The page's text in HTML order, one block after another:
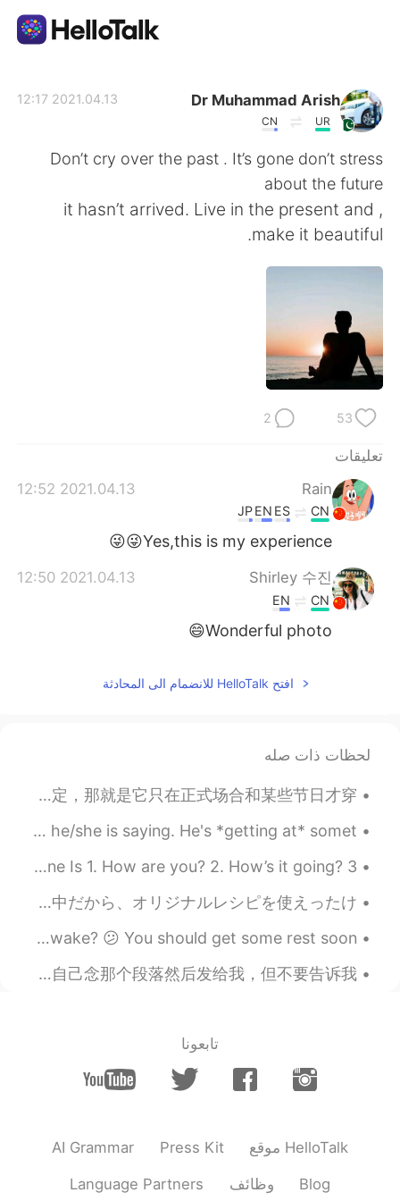
Indonesia
Tiếng Việt
Português
Dr Muhammad Arish
UR
CN
2021.04.13 12:17
Don’t cry over the past . It’s gone don’t stress
about the future
, it hasn’t arrived. Live in the present and
make it beautiful.
53
2
تعليقات
Rain
2021.04.13 12:52
CN
ES
EN
JP
Yes,this is my experience😜😜
Shirley 수진
2021.04.13 12:50
CN
EN
Wonderful photo😄
افتح HelloTalk للانضمام الى المحادثة
لحظات ذات صله
在加拿大，每天都有各种少数民族在公共场合穿着自己的民族服装，这已经成为常态 然而，对于我们中国人和东亚人来说，没有多少人敢在外面穿它，因为有一条不成文的规定，那就是它只在正式场合和某些节日才穿...
今天的问题：话里有话！用英语怎么说？ There's a *hidden meaning* in what he/she is saying. He's *getting at* somet...
Common English Expressions 10 Ways to Ask How Someone Is 1. How are you? 2. How’s it going? 3....
今日の夕食にピーマンの肉詰めを作った Tonight for dinner I made some stuffed peppers 私は今厳しいダイエット中だから、オリジナルレシピを使えったけ...
Hey you, the one reading this right now. Why are you still awake? 😕 You should get some rest soon...
这段录音是我和我曾经的法语学伴的一个合作作品。原本是要用耳机听得的，一个耳朵会听到他的录音，另一个耳朵会听到我的录音。我当时要求了他随意选择一个法语段落，录自己念那个段落然后发给我，但不要告诉我...
تابعونا
AI Grammar Press Kit موقع HelloTalk
Language Partners وظائف Blog